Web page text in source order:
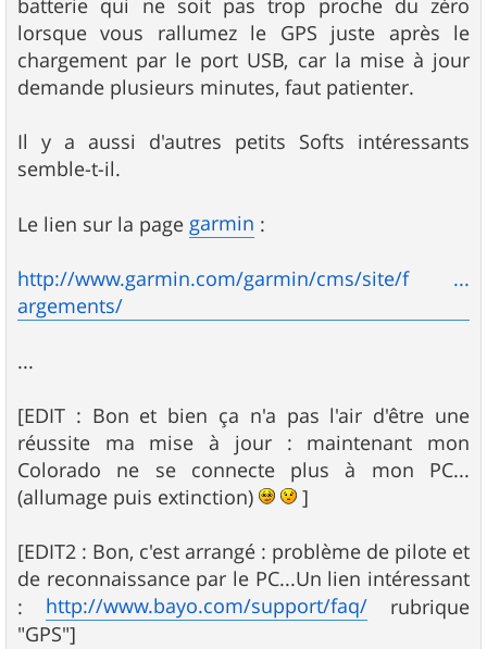
batterie qui ne soit pas trop proche du zéro
lorsque vous rallumez le GPS juste après le
chargement par le port USB, car la mise à jour
demande plusieurs minutes, faut patienter.
Il y a aussi d'autres petits Softs intéressants
semble-t-il.
Le lien sur la page garmin :
http://www.garmin.com/garmin/cms/site/f ...
argements/
...
[EDIT : Bon et bien ça n'a pas l'air d'être une
réussite ma mise à jour : maintenant mon
Colorado ne se connecte plus à mon PC...
(allumage puis extinction)
]
[EDIT2 : Bon, c'est arrangé : problème de pilote et
de reconnaissance par le PC...Un lien intéressant
: http://www.bayo.com/support/faq/ rubrique
"GPS"]